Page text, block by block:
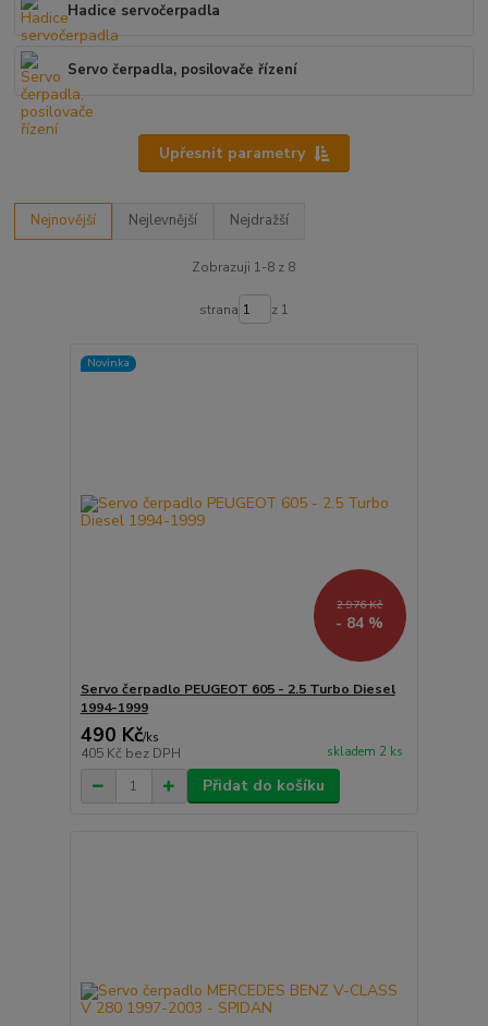
Hadice servočerpadla
Servo čerpadla, posilovače řízení
Upřesnit parametry
Nejnovější Nejlevnější Nejdražší
Zobrazuji 1-8 z 8
strana z 1
Novinka
2 976 Kč
- 84 %
Servo čerpadlo PEUGEOT 605 - 2.5 Turbo Diesel
1994-1999
490 Kč/ks
405 Kč bez DPH skladem 2 ks
Přidat do košíku